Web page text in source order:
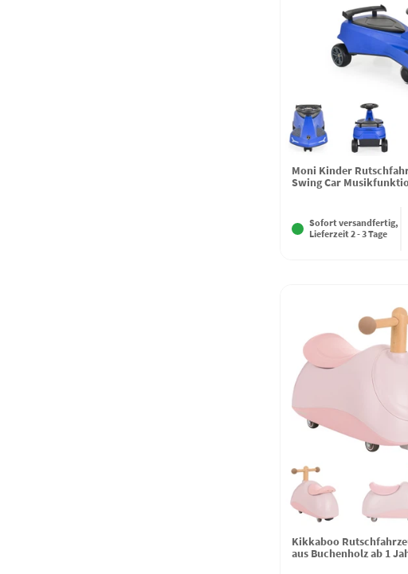
Moni Kinder
Swing Car
Sofort versandfertig,
Lieferzeit 2 - 3 Tage
Kikkaboo
aus Buchenholz ab 1